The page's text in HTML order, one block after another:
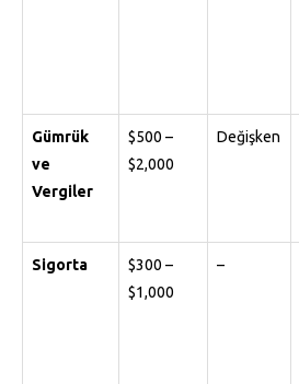
Gümrük
ve
Vergiler
$500 –
$2,000
Değişken
Sigorta
$300 –
$1,000
–